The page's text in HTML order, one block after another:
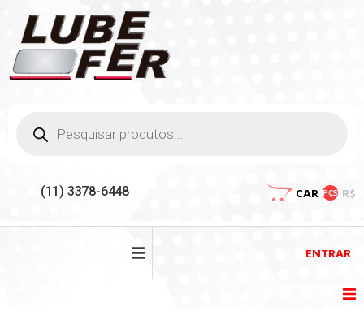
(11) 3378-6448 CAR PÇS R$
ENTRAR